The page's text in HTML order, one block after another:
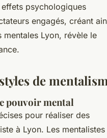
effets psychologiques
engagés, créant
mentales Lyon, révèle le
de
pouvoir mental
pour réaliser des
à Lyon. Les mentalistes